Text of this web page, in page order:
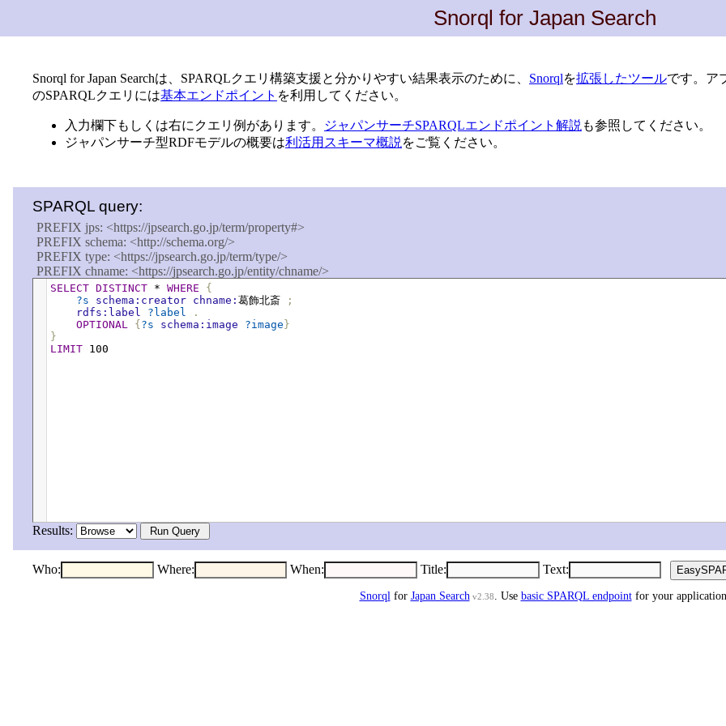
Snorql for Japan Search
Snorql for Japan Searchは、SPARQLクエリ構築支援と分かりやすい結果表示のために、 Snorqlを拡張したツールです。ア
のSPARQLクエリには基本エンドポイント を利用してください。
入力欄下もしくは右にクエリ例があります。 ジャパンサーチSPARQLエンドポイント解説 も参照してください。
ジャパンサーチ型RDFモデルの概要は利活用スキーマ概説 をご覧ください。
SPARQL query:
PREFIX jps: <https://jpsearch.go.jp/term/property#>
PREFIX schema: <http://schema.org/>
PREFIX type: <https://jpsearch.go.jp/term/type/>
PREFIX chname: <https://jpsearch.go.jp/entity/chname/>
PREFIX place: <https://jpsearch.go.jp/entity/place/>
PREFIX time: <https://jpsearch.go.jp/entity/time/>
PREFIX work: <https://jpsearch.go.jp/entity/work/>
PREFIX role: <https://jpsearch.go.jp/term/role/>
PREFIX keyword: <https://jpsearch.go.jp/term/keyword/>
SELECT DISTINCT * WHERE
{
?s
schema:creator chname: 葛飾北斎
;
rdfs:label
?label
.
OPTIONAL
{ ?s schema:image ?image }
}
LIMIT 100
Results:
Who: Where: When: Title: Text:
Snorqlfor Japan Search v2.38. Use basic SPARQL endpointfor your